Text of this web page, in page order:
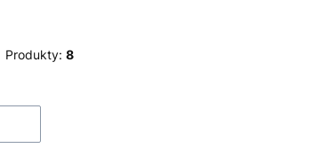
Produkty: 8